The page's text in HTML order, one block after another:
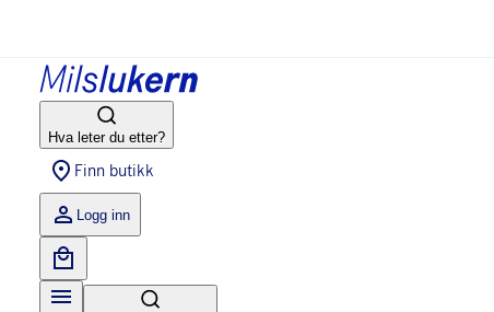
Hva leter du etter?
Finn butikk
Logg inn